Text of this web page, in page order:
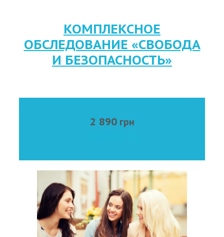
КОМПЛЕКСНОЕ
ОБСЛЕДОВАНИЕ «СВОБОДА
И БЕЗОПАСНОСТЬ»
2 890грн